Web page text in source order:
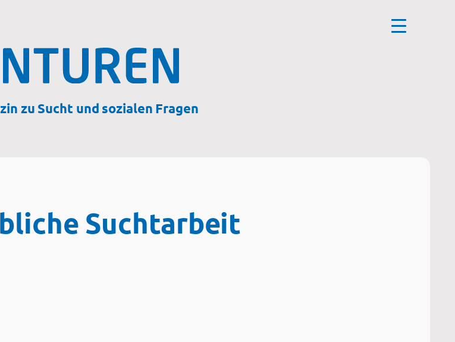
zu Sucht und sozialen Fragen
Suchtarbeit